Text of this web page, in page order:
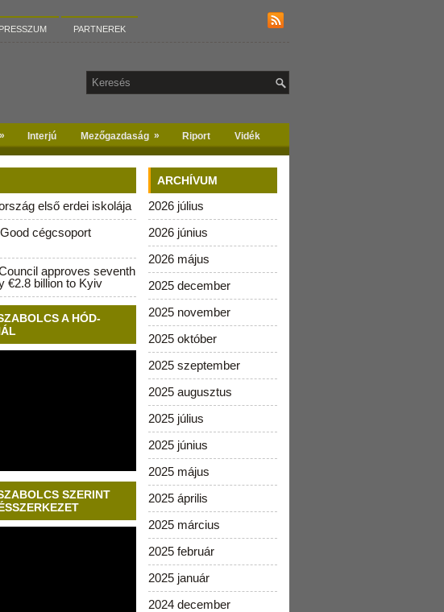
PARTNEREK
» Interjú Mezőgazdaság » Riport Vidék
első erdei iskolája
cégcsoport
approves seventh
€2.8 billion to Kyiv
A HÓD-
SZERINT
ARCHÍVUM
2026 július
2026 június
2026 május
2025 december
2025 november
2025 október
2025 szeptember
2025 augusztus
2025 július
2025 június
2025 május
2025 április
2025 március
2025 február
2025 január
2024 december